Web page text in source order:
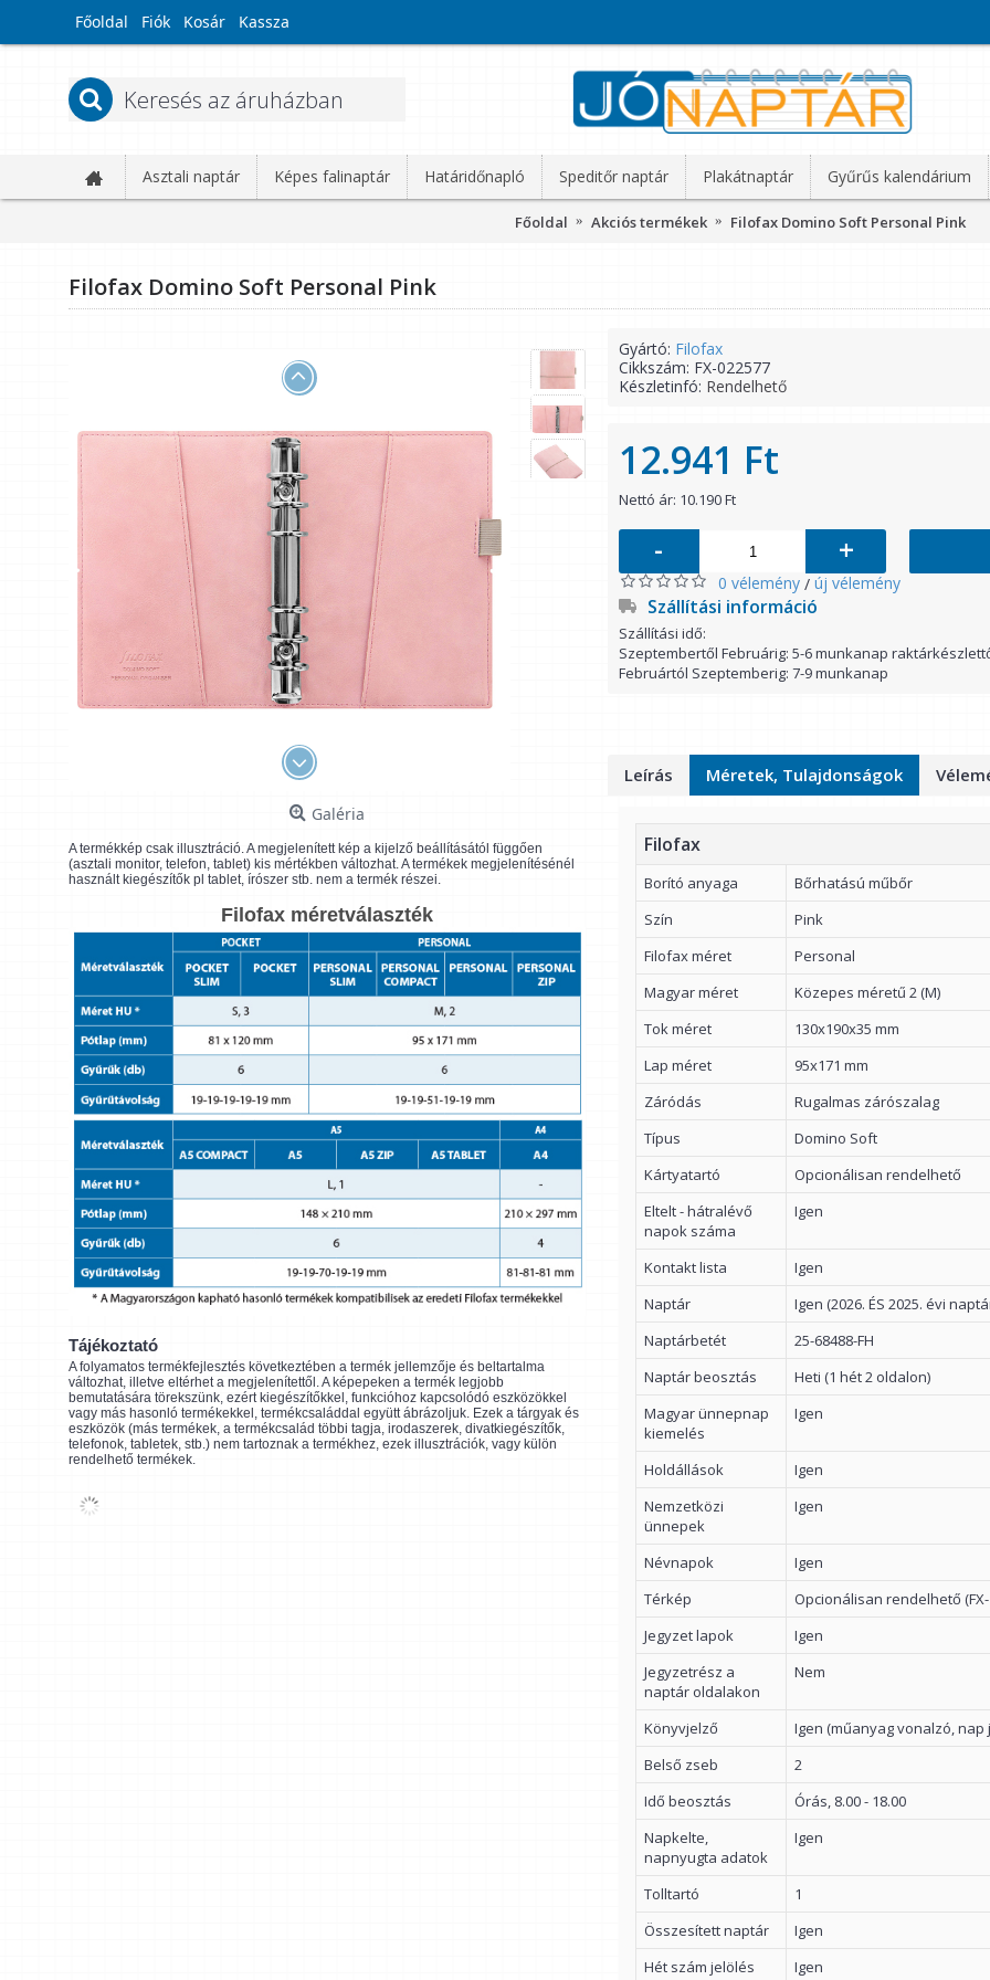
Főoldal Fiók Kosár Kassza
Asztali naptár Képes falinaptár Határidőnapló Speditőr naptár Plakátnaptár Gyűrűs kalendárium
Főoldal Akciós termékek Filofax Domino Soft Personal Pink
Filofax Domino Soft Personal Pink
Galéria
A termékkép csak illusztráció. A megjelenített kép a kijelző beállításától függően
(asztali monitor, telefon, tablet) kis mértékben változhat. A termékek megjelenítésénél
használt kiegészítők pl tablet, írószer stb. nem a termék részei.
Filofax méretválaszték
Tájékoztató
A folyamatos termékfejlesztés következtében a termék jellemzője és beltartalma
változhat, illetve eltérhet a megjelenítettől. A képepeken a termék legjobb
bemutatására törekszünk, ezért kiegészítőkkel, funkcióhoz kapcsolódó eszközökkel
vagy más hasonló termékekkel, termékcsaláddal együtt ábrázoljuk. Ezek a tárgyak és
eszközök (más termékek, a termékcsalád többi tagja, irodaszerek, divatkiegészítők,
telefonok, tabletek, stb.) nem tartoznak a termékhez, ezek illusztrációk, vagy külön
rendelhető termékek.
Gyártó: Filofax
Cikkszám: FX-022577
Készletinfó: Rendelhető
12.941 Ft
Nettó ár: 10.190 Ft
- +
0 vélemény / új vélemény
Szállítási információ
Szállítási idő:
Szeptembertől Februárig: 5-6 munkanap
Februártól Szeptemberig: 7-9 munkanap
Leírás Méretek, Tulajdonságok
Filofax
Borító anyaga
Bőrhatású műbőr
Szín
Pink
Filofax méret
Personal
Magyar méret
Közepes méretű 2 (M)
Tok méret
130x190x35 mm
Lap méret
95x171 mm
Záródás
Rugalmas zárószalag
Típus
Domino Soft
Kártyatartó
Opcionálisan rendelhető
Eltelt - hátralévő
napok száma
Igen
Kontakt lista
Igen
Naptár
Igen (2026. ÉS 2025. évi
Naptárbetét
25-68488-FH
Naptár beosztás
Heti (1 hét 2 oldalon)
Magyar ünnepnap
kiemelés
Igen
Holdállások
Igen
Nemzetközi
ünnepek
Igen
Névnapok
Igen
Térkép
Opcionálisan rendelhető (FX-
Jegyzet lapok
Igen
Jegyzetrész a
naptár oldalakon
Nem
Könyvjelző
Igen (műanyag vonalzó, nap
Belső zseb
2
Idő beosztás
Órás, 8.00 - 18.00
Napkelte,
napnyugta adatok
Igen
Tolltartó
1
Összesített naptár
Igen
Hét szám jelölés
Igen